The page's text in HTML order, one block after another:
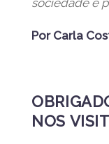
sociedade e
Por Carla
NOS